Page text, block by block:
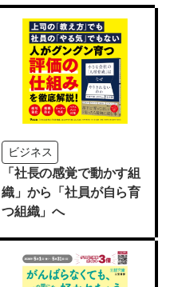
ビジネス
「社長の感覚で動かす組
織」から「社員が自ら育
つ組織」へ